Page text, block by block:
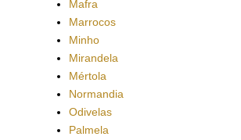
Mafra
Marrocos
Minho
Mirandela
Mértola
Normandia
Odivelas
Palmela